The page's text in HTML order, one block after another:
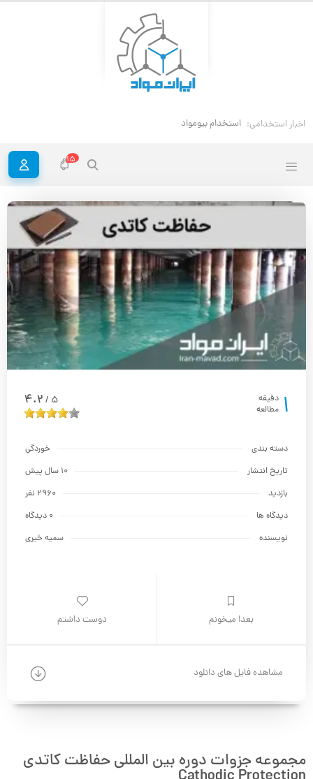
اخبار استخدامی: استخدام بیومواد – استخدام مهندس پزشکی
15
1 دقیقه
مطالعه
5
/
4.2
دسته بندی
خوردگی
تاریخ انتشار
10 سال پیش
بازدید
2960 نفر
دیدگاه ها
0 دیدگاه
نویسنده
سمیه خیری
بعدا میخونم دوست داشتم
مشاهده فایل های دانلود
مجموعه جزوات دوره بین المللی حفاظت کاتدی